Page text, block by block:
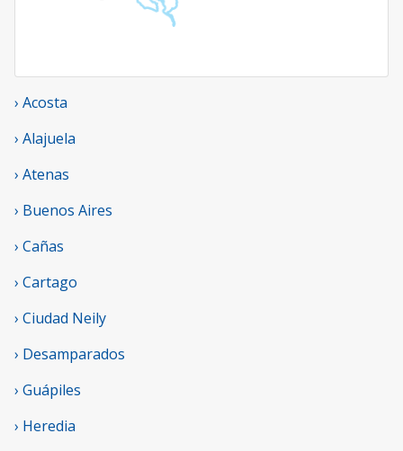
› Acosta
› Alajuela
› Atenas
› Buenos Aires
› Cañas
› Cartago
› Ciudad Neily
› Desamparados
› Guápiles
› Heredia